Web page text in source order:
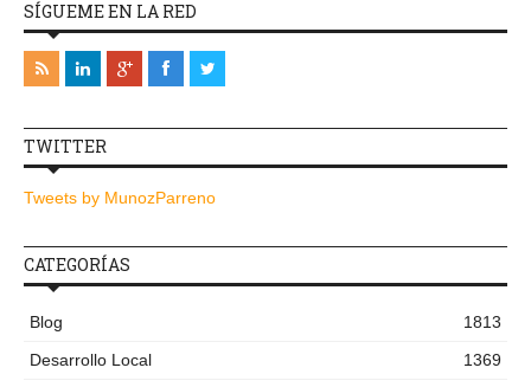
SÍGUEME EN LA RED
TWITTER
Tweets by MunozParreno
CATEGORÍAS
Blog
1813
Desarrollo Local
1369